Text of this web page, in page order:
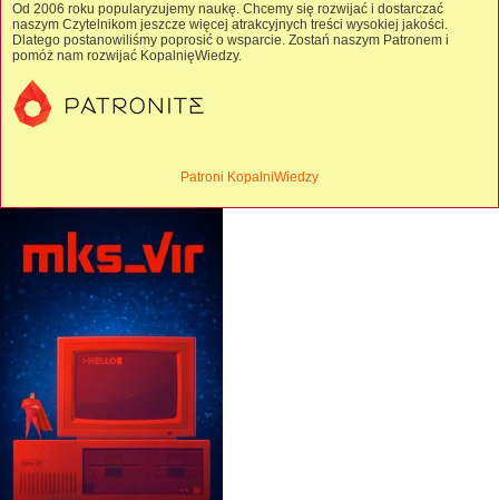
Od 2006 roku popularyzujemy naukę. Chcemy się rozwijać i dostarczać
naszym Czytelnikom jeszcze więcej atrakcyjnych treści wysokiej jakości.
Dlatego postanowiliśmy poprosić o wsparcie. Zostań naszym Patronem i
pomóż nam rozwijać KopalnięWiedzy.
Patroni KopalniWiedzy